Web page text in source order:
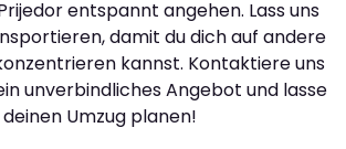
entspannt angehen. Lass uns
damit du dich auf andere
kannst. Kontaktiere uns
unverbindliches Angebot und lasse
Umzug planen!